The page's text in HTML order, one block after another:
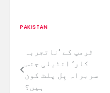
PAKISTAN
Post
navigation
ٹرمپ کے ’ناتجربہ
کار‘ انٹیلی جنس
سربراہ بِل پلٹ کون
ہیں؟